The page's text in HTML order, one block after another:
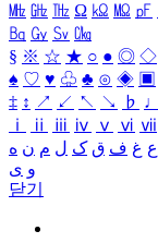
㎒ ㎓ ㎔ Ω ㏀ ㏁ ㎊
㏃ ㏉ ㏜ ㏆
§ ※ ☆ ★ ○ ● ◎ ◇
♠ ♡ ♥ ♧ ♣ ⊙ ◈ ▣
‡ ↕ ↗ ↙ ↖ ↘ ♭ ♩
ⅰ
ⅱ ⅲ ⅳ ⅴ ⅵ ⅶ
ع غ ف ق ک ل م ن ه
و ی
닫기